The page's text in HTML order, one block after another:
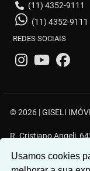
Usamos cookies
(11) 4352-9111
(11) 4352-9111
REDES SOCIAIS
© 2026 | GISELI
R. Cristiano Angeli,
09810-555